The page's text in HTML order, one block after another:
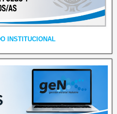
INSTITUCIONAL